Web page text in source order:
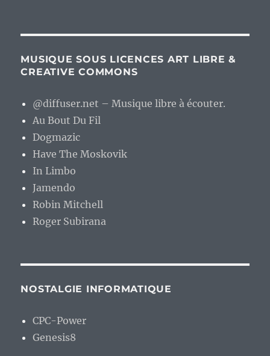
MUSIQUE SOUS LICENCES ART LIBRE &
CREATIVE COMMONS
@diffuser.net – Musique libre à écouter.
Au Bout Du Fil
Dogmazic
Have The Moskovik
In Limbo
Jamendo
Robin Mitchell
Roger Subirana
NOSTALGIE INFORMATIQUE
CPC-Power
Genesis8